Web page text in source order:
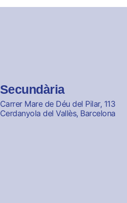
Secundària
Carrer Mare de Déu del Pilar, 113
Cerdanyola del Vallès, Barcelona